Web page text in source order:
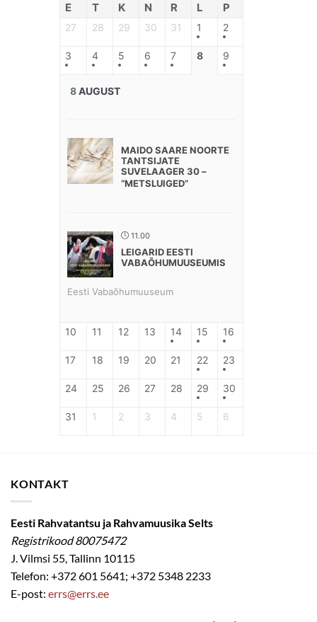
E T K N R L P
27 28 29 30 31 1 2
3 4 5 6 7 8 9
8AUGUST
MAIDO SAARE NOORTE
TANTSIJATE
SUVELAAGER 30 –
“METSLUIGED”
11.00
LEIGARID EESTI
VABAÕHUMUUSEUMIS
Eesti Vabaõhumuuseum
10 11 12 13 14 15 16
17 18 19 20 21 22 23
24 25 26 27 28 29 30
31 1 2 3 4 5 6
KONTAKT
Eesti Rahvatantsu ja Rahvamuusika Selts
Registrikood 80075472
J. Vilmsi 55, Tallinn 10115
Telefon: +372 601 5641; +372 5348 2233
E-post: errs@errs.ee